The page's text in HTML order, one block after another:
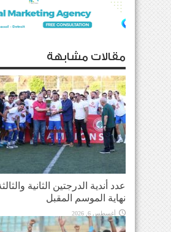
مقالات مشابهة
عدد أندية الدرجتين الثانية
نهاية الموسم المقبل
أغسطس 6, 2026